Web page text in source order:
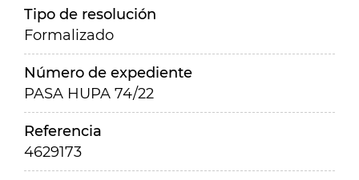
Tipo de resolución
Formalizado
Número de expediente
PASA HUPA 74/22
Referencia
4629173